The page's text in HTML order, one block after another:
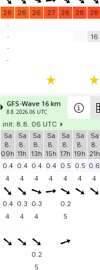
26 26 26 27 28 28 28
-
-
-
16
-
GFS-Wave 16 km
8.8. 2026 06 UTC
init: 8.8. 06 UTC
Sa
8.
09h
Sa
8.
11h
Sa
8.
13h
Sa
8.
15h
Sa
8.
17h
Sa
8.
19h
Sa
8.
21h
0.4 0.4 0.4 0.4 0.5 0.5 0.6
4
4 4 4 4 4 4
0.4 0.3 0.3 0.2
4
4 4 5
0.2
5